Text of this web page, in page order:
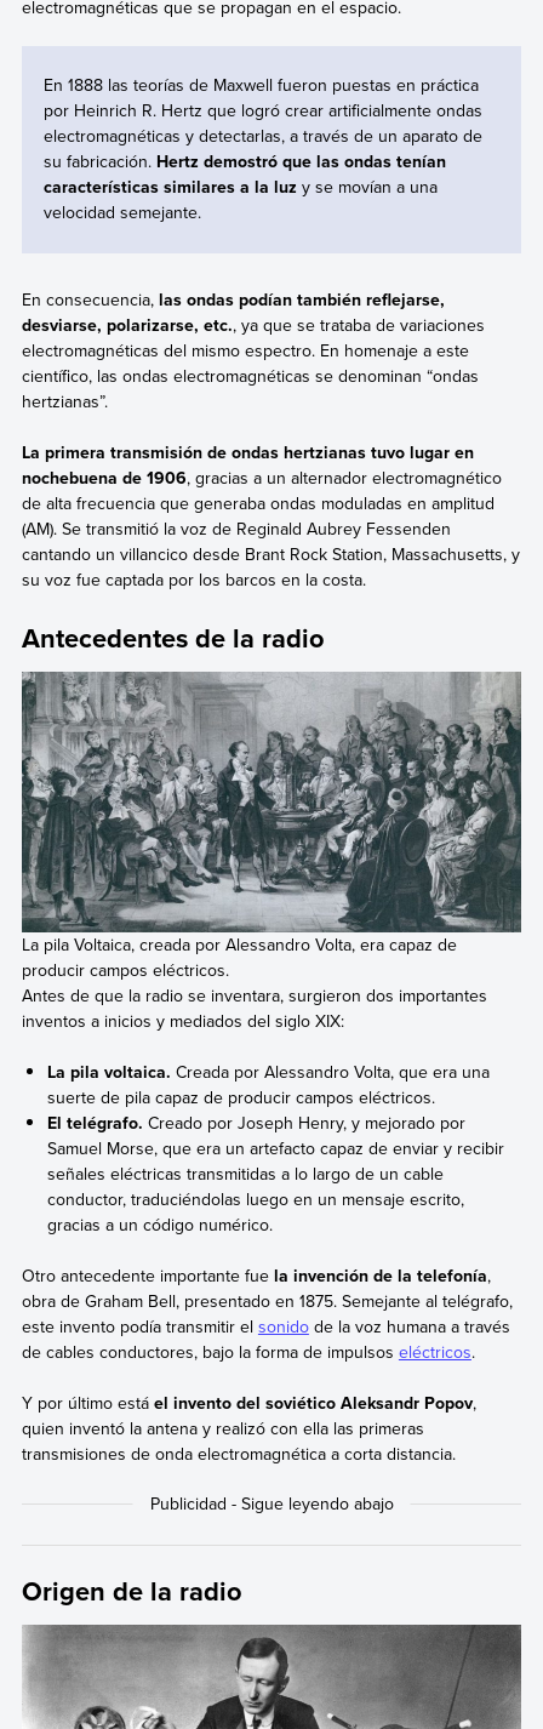
electromagnéticas que se propagan en el espacio.
En 1888 las teorías de Maxwell fueron puestas en práctica
por Heinrich R. Hertz que logró crear artificialmente ondas
electromagnéticas y detectarlas, a través de un aparato de
su fabricación. Hertz demostró que las ondas tenían
características similares a la luz y se movían a una
velocidad semejante.
En consecuencia, las ondas podían también reflejarse,
desviarse, polarizarse, etc., ya que se trataba de variaciones
electromagnéticas del mismo espectro. En homenaje a este
científico, las ondas electromagnéticas se denominan “ondas
hertzianas”.
La primera transmisión de ondas hertzianas tuvo lugar en
nochebuena de 1906, gracias a un alternador electromagnético
de alta frecuencia que generaba ondas moduladas en amplitud
(AM). Se transmitió la voz de Reginald Aubrey Fessenden
cantando un villancico desde Brant Rock Station, Massachusetts, y
su voz fue captada por los barcos en la costa.
Antecedentes de la radio
La pila Voltaica, creada por Alessandro Volta, era capaz de
producir campos eléctricos.
Antes de que la radio se inventara, surgieron dos importantes
inventos a inicios y mediados del siglo XIX:
La pila voltaica. Creada por Alessandro Volta, que era una
suerte de pila capaz de producir campos eléctricos.
El telégrafo.Creado por Joseph Henry, y mejorado por
Samuel Morse, que era un artefacto capaz de enviar y recibir
señales eléctricas transmitidas a lo largo de un cable
conductor, traduciéndolas luego en un mensaje escrito,
gracias a un código numérico.
Otro antecedente importante fue la invención de la telefonía,
obra de Graham Bell, presentado en 1875. Semejante al telégrafo,
este invento podía transmitir el sonidode la voz humana a través
de cables conductores, bajo la forma de impulsos eléctricos.
Y por último está el invento del soviético Aleksandr Popov,
quien inventó la antena y realizó con ella las primeras
transmisiones de onda electromagnética a corta distancia.
Origen de la radio